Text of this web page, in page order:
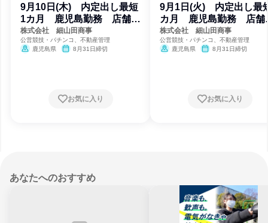
9月10日(木) 内定出し最短
1カ月 鹿児島勤務 店舗経
営職
株式会社 細山田商事
公営競技・パチンコ、不動産管理
鹿児島県
8月31日締切
お気に入り
9月1日(火) 内定出し最
カ月 鹿児島勤務 店舗
営職
株式会社 細山田商事
公営競技・パチンコ、不動産管理
鹿児島県
8月31日締切
お気に入り
あなたへのおすすめ